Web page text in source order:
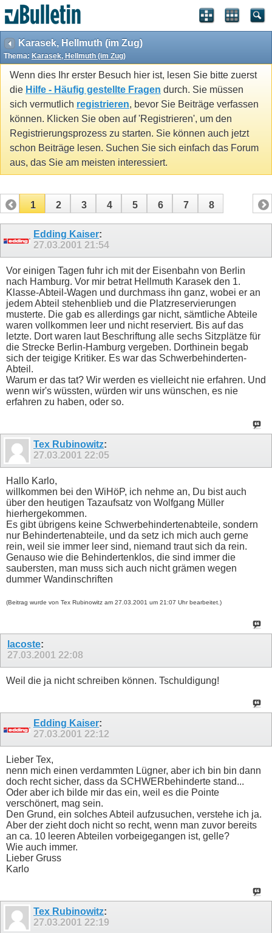
Karasek, Hellmuth (im Zug)
Thema: Karasek, Hellmuth (im Zug)
Wenn dies Ihr erster Besuch hier ist, lesen Sie bitte zuerst
die Hilfe - Häufig gestellte Fragen durch. Sie müssen
sich vermutlich registrieren, bevor Sie Beiträge verfassen
können. Klicken Sie oben auf 'Registrieren', um den
Registrierungsprozess zu starten. Sie können auch jetzt
schon Beiträge lesen. Suchen Sie sich einfach das Forum
aus, das Sie am meisten interessiert.
1 2 3 4 5 6 7 8
Edding Kaiser:
27.03.2001 21:54
Vor einigen Tagen fuhr ich mit der Eisenbahn von Berlin
nach Hamburg. Vor mir betrat Hellmuth Karasek den 1.
Klasse-Abteil-Wagen und durchmass ihn ganz, wobei er an
jedem Abteil stehenblieb und die Platzreservierungen
musterte. Die gab es allerdings gar nicht, sämtliche Abteile
waren vollkommen leer und nicht reserviert. Bis auf das
letzte. Dort waren laut Beschriftung alle sechs Sitzplätze für
die Strecke Berlin-Hamburg vergeben. Dorthinein begab
sich der teigige Kritiker. Es war das Schwerbehinderten-
Abteil.
Warum er das tat? Wir werden es vielleicht nie erfahren. Und
wenn wir's wüssten, würden wir uns wünschen, es nie
erfahren zu haben, oder so.
Tex Rubinowitz:
27.03.2001 22:05
Hallo Karlo,
willkommen bei den WiHöP, ich nehme an, Du bist auch
über den heutigen Tazaufsatz von Wolfgang Müller
hierhergekommen.
Es gibt übrigens keine Schwerbehindertenabteile, sondern
nur Behindertenabteile, und da setz ich mich auch gerne
rein, weil sie immer leer sind, niemand traut sich da rein.
Genauso wie die Behindertenklos, die sind immer die
saubersten, man muss sich auch nicht grämen wegen
dummer Wandinschriften
(Beitrag wurde von Tex Rubinowitz am 27.03.2001 um 21:07 Uhr bearbeitet.)
lacoste:
27.03.2001 22:08
Weil die ja nicht schreiben können. Tschuldigung!
Edding Kaiser:
27.03.2001 22:12
Lieber Tex,
nenn mich einen verdammten Lügner, aber ich bin bin dann
doch recht sicher, dass da SCHWERbehinderte stand...
Oder aber ich bilde mir das ein, weil es die Pointe
verschönert, mag sein.
Den Grund, ein solches Abteil aufzusuchen, verstehe ich ja.
Aber der zieht doch nicht so recht, wenn man zuvor bereits
an ca. 10 leeren Abteilen vorbeigegangen ist, gelle?
Wie auch immer.
Lieber Gruss
Karlo
Tex Rubinowitz:
27.03.2001 22:19